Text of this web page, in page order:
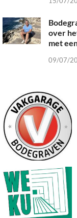
over
met
09/07/